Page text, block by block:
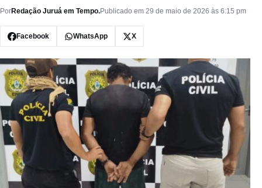
PorRedação Juruá em Tempo.Publicado em 29 de maio de 2026 às 6:15 pm
Facebook WhatsApp X